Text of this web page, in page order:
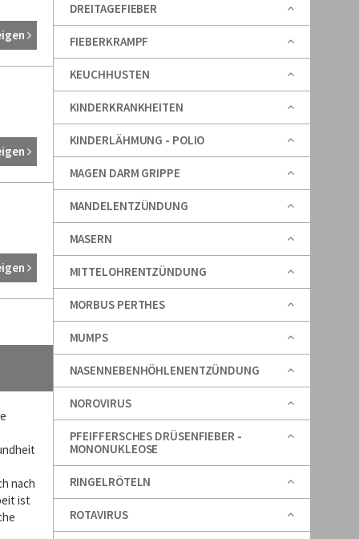
nach
ist
DREITAGEFIEBER
FIEBERKRAMPF
KEUCHHUSTEN
KINDERKRANKHEITEN
KINDERLÄHMUNG - POLIO
MAGEN DARM GRIPPE
MANDELENTZÜNDUNG
MASERN
MITTELOHRENTZÜNDUNG
MORBUS PERTHES
MUMPS
NASENNEBENHÖHLENENTZÜNDUNG
NOROVIRUS
PFEIFFERSCHES DRÜSENFIEBER -
MONONUKLEOSE
RINGELRÖTELN
ROTAVIRUS